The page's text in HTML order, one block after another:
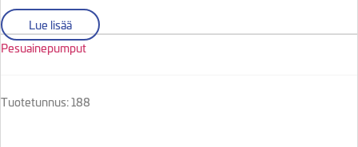
Lue lisää
Pesuainepumput
Tuotetunnus: 188